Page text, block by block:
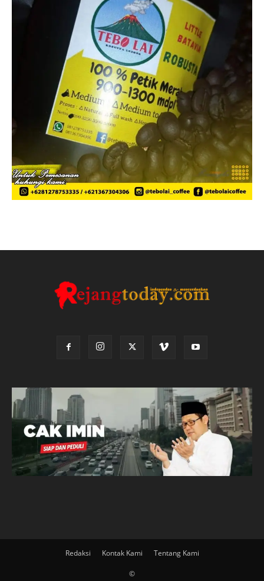
Redaksi Kontak Kami Tentang Kami
©